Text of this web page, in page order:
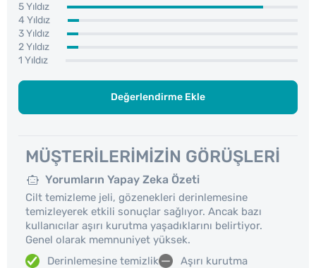
5 Yıldız
4 Yıldız
3 Yıldız
2 Yıldız
1 Yıldız
Değerlendirme Ekle
MÜŞTERILERIMIZIN GÖRÜŞLERI
Yorumların Yapay Zeka Özeti
Cilt temizleme jeli, gözenekleri derinlemesine
temizleyerek etkili sonuçlar sağlıyor. Ancak bazı
kullanıcılar aşırı kurutma yaşadıklarını belirtiyor.
Genel olarak memnuniyet yüksek.
Derinlemesine temizlik
Aşırı kurutma